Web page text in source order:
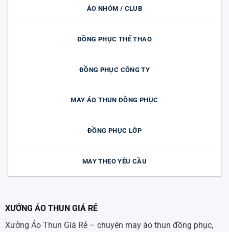
ÁO NHÓM / CLUB
ĐỒNG PHỤC THỂ THAO
ĐỒNG PHỤC CÔNG TY
MAY ÁO THUN ĐỒNG PHỤC
ĐỒNG PHỤC LỚP
MAY THEO YÊU CẦU
XƯỞNG ÁO THUN GIÁ RẺ
Xưởng Áo Thun Giá Rẻ – chuyên may áo thun đồng phục,